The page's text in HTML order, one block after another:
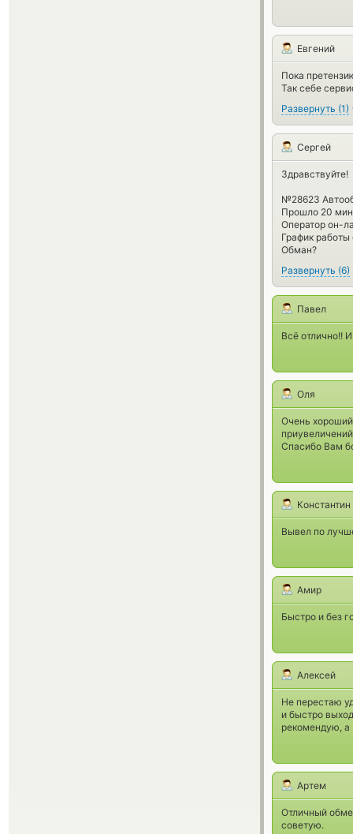
Евгений
Пока
Так себе
Развернуть (1)
Сергей
Здравствуйте!
№28623
Прошло 20
Оператор он-
График работы
Обман?
Развернуть (6)
Павел
Всё отлично!!
Оля
Очень
Спасибо Вам
Константин
Вывел по
Амир
Быстро и без
Алексей
Не перестаю
и быстро
рекомендую, а
Артем
Отличный
советую.